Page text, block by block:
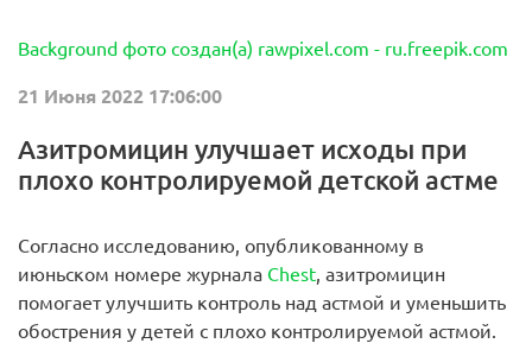
Background фото создан(а) rawpixel.com - ru.freepik.com
21 Июня 2022 17:06:00
Азитромицин улучшает исходы при
плохо контролируемой детской астме
Согласно исследованию, опубликованному в
июньском номере журнала Chest, азитромицин
помогает улучшить контроль над астмой и уменьшить
обострения у детей с плохо контролируемой астмой.